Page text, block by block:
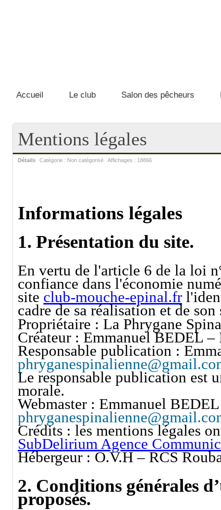
Accueil Le club Salon des pêcheurs
Mentions légales
Détails Catégorie : Non catégorisé Affichages : 18866
Informations légales
1. Présentation du site.
En vertu de l'article 6 de la loi
confiance dans l'économie
site club-mouche-epinal.fr
cadre de sa réalisation et de
Propriétaire : La Phrygane
Créateur : Emmanuel BEDEL –
Responsable publication :
Le responsable publication est
morale.
Webmaster : Emmanuel
Crédits : les mentions légales
SubDelirium Agence
Hébergeur : O.V.H – RCS
2. Conditions générales
proposés.